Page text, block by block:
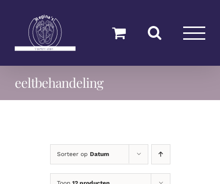
eeltbehandeling
Sorteer op Datum